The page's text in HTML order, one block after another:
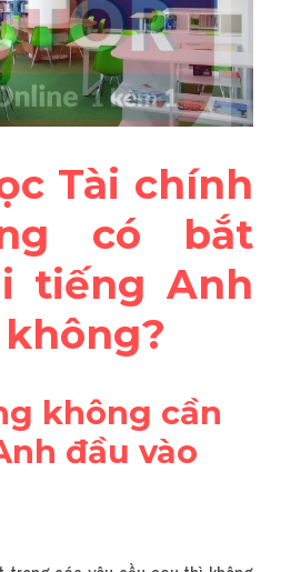
Tài chính
có bắt
tiếng Anh
không cần
đầu vào